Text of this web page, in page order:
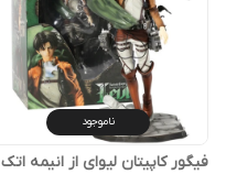
ناموجود
فیگور کاپیتان لیوای از انیمه اتک